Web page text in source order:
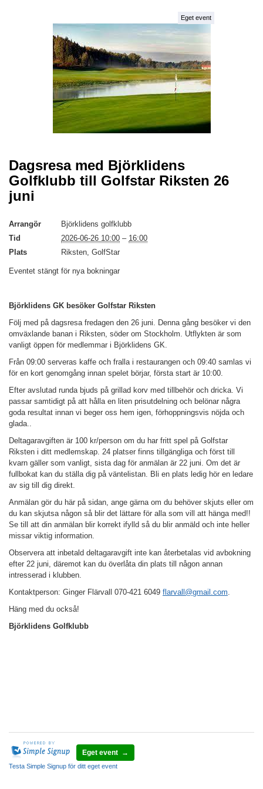
Eget event
Dagsresa med Björklidens
Golfklubb till Golfstar Riksten 26
juni
Arrangör
Björklidens golfklubb
Tid
2026-06-26 10:00 – 16:00
Plats
Riksten, GolfStar
Eventet stängt för nya bokningar
Björklidens GK besöker Golfstar Riksten
Följ med på dagsresa fredagen den 26 juni. Denna gång besöker vi den
omväxlande banan i Riksten, söder om Stockholm. Utflykten är som
vanligt öppen för medlemmar i Björklidens GK.
Från 09:00 serveras kaffe och fralla i restaurangen och 09:40 samlas vi
för en kort genomgång innan spelet börjar, första start är 10:00.
Efter avslutad runda bjuds på grillad korv med tillbehör och dricka. Vi
passar samtidigt på att hålla en liten prisutdelning och belönar några
goda resultat innan vi beger oss hem igen, förhoppningsvis nöjda och
glada..
Deltagaravgiften är 100 kr/person om du har fritt spel på Golfstar
Riksten i ditt medlemskap. 24 platser finns tillgängliga och först till
kvarn gäller som vanligt, sista dag för anmälan är 22 juni. Om det är
fullbokat kan du ställa dig på väntelistan. Bli en plats ledig hör en ledare
av sig till dig direkt.
Anmälan gör du här på sidan, ange gärna om du behöver skjuts eller om
du kan skjutsa någon så blir det lättare för alla som vill att hänga med!!
Se till att din anmälan blir korrekt ifylld så du blir anmäld och inte heller
missar viktig information.
Observera att inbetald deltagaravgift inte kan återbetalas vid avbokning
efter 22 juni, däremot kan du överlåta din plats till någon annan
intresserad i klubben.
Kontaktperson: Ginger Flärvall 070-421 6049 flarvall@gmail.com.
Häng med du också!
Björklidens Golfklubb
Eget event →
Testa Simple Signup för ditt eget event